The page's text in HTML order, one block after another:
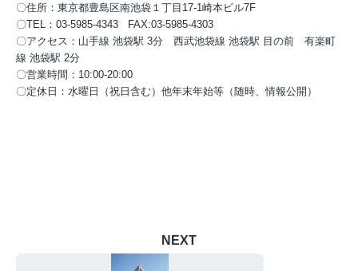
〇住所：東京都豊島区南池袋１丁目17-1崎本ビル7F
〇TEL：03-5985-4343 FAX:03-5985-4303
〇アクセス： 山手線 池袋駅 3分 西武池袋線 池袋駅 目の前 有楽町
線 池袋駅 2分
〇営業時間：10:00-20:00
〇定休日：水曜日（祝日含む）他年末年始等（随時、情報公開）
NEXT